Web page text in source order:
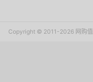
Copyright © 2011-2026 网购